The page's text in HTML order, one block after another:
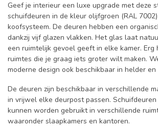
Geef je interieur een luxe upgrade met deze
schuifdeuren in de kleur olijfgroen (RAL
koofsysteem. De deuren hebben een
dankzij vijf glazen vlakken. Het glas laat
een ruimtelijk gevoel geeft in elke kamer. Erg
ruimtes die je graag iets groter wilt maken.
moderne design ook beschikbaar in helder en
De deuren zijn beschikbaar in verschillende
in vrijwel elke deurpost passen. Schuifdeuren
kunnen worden gebruikt in verschillende
waaronder slaapkamers en kantoren.